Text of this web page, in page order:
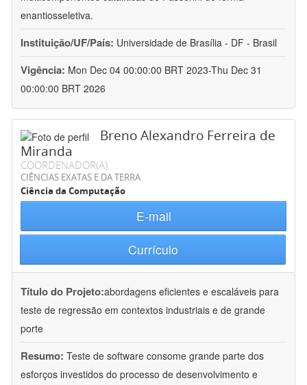
enantiosseletiva.
Instituição/UF/País: Universidade de Brasília - DF - Brasil
Vigência: Mon Dec 04 00:00:00 BRT 2023-Thu Dec 31
00:00:00 BRT 2026
Breno Alexandro Ferreira de
Miranda
COORDENADOR(A)
CIÊNCIAS EXATAS E DA TERRA
Ciência da Computação
E-mail
Currículo
Título do Projeto:abordagens eficientes e escaláveis para
teste de regressão em contextos industriais e de grande
porte
Resumo: Teste de software consome grande parte dos
esforços investidos do processo de desenvolvimento e